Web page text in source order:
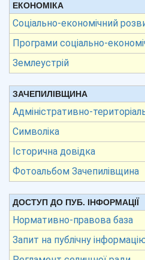
ЕКОНОМІКА
Соціально-економічний
Програми соціально-
Землеустрій
ЗАЧЕПИЛІВЩИНА
Адміністративно-
Символіка
Історична довідка
Фотоальбом Зачепилівщина
ДОСТУП ДО ПУБ. ІНФОРМАЦІЇ
Нормативно-правова база
Запит на публічну